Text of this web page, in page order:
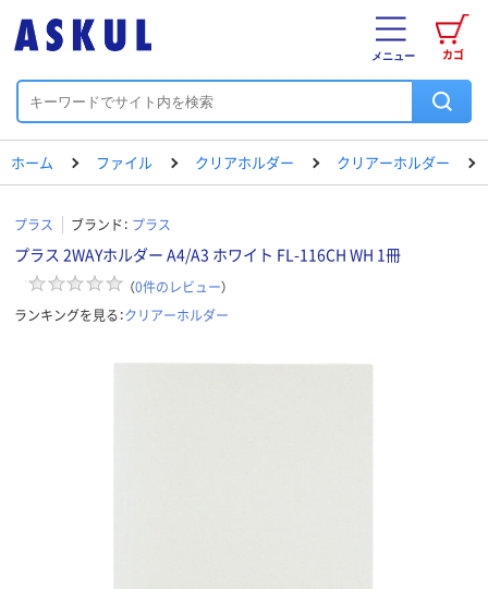
カゴ
メニュー
ホーム ファイル クリアホルダー クリアーホルダー
プラス ブランド： プラス
プラス 2WAYホルダー A4/A3 ホワイト FL-116CH WH 1冊
（0件のレビュー）
ランキングを見る：クリアーホルダー